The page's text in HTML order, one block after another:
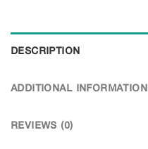
DESCRIPTION
ADDITIONAL INFORMATION
REVIEWS (0)